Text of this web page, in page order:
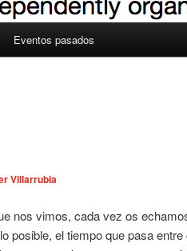
Eventos pasados
Villarrubia
nos vimos, cada vez os
posible, el tiempo que pasa